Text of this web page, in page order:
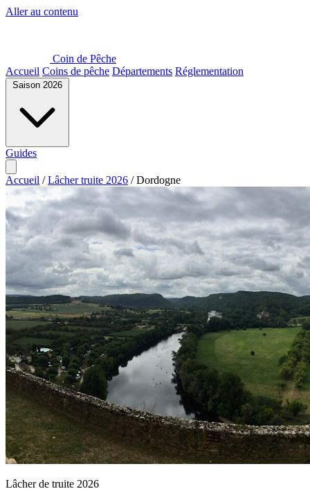
Aller au contenu
Coin de Pêche
Accueil Coins de pêche Départements Réglementation
Saison 2026
Guides
Accueil / Lâcher truite 2026 / Dordogne
Lâcher de truite 2026